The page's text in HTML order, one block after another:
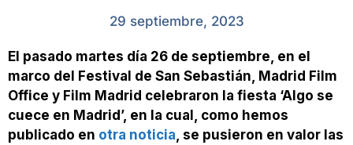
29 septiembre, 2023
El pasado martes día 26 de septiembre, en el
marco del Festival de San Sebastián, Madrid Film
Office y Film Madrid celebraron la fiesta ‘Algo se
cuece en Madrid’, en la cual, como hemos
publicado en otra noticia , se pusieron en valor las